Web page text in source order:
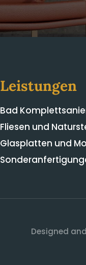
Leistungen
Bad
Fliesen und
Glasplatten und
Designed